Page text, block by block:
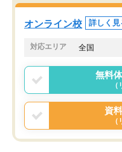
オンライン校 詳しく見
対応エリア 全国
無料
資